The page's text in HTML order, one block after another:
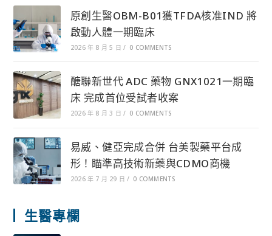
原創生醫OBM-B01獲TFDA核准IND 將
啟動人體一期臨床
2026 年 8 月 5 日 / 0 COMMENTS
醣聯新世代 ADC 藥物 GNX1021一期臨
床 完成首位受試者收案
2026 年 8 月 3 日 / 0 COMMENTS
易威、健亞完成合併 台美製藥平台成
形！瞄準高技術新藥與CDMO商機
2026 年 7 月 29 日 / 0 COMMENTS
生醫專欄